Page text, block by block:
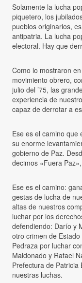
Solamente la lucha
piquetero, los
pueblos originarios,
antipatria. La lucha
electoral. Hay que
Como lo mostraron
movimiento obrero,
julio del ’75, las
experiencia de
capaz de derrotar a
Ese es el camino que
su enorme
gobierno de Paz.
decimos «Fuera
Ese es el camino:
gestas de lucha de
altas de nuestros
luchar por los
defendiendo: Darío y
otro crimen de
Pedraza por luchar
Maldonado y Rafael
Prefectura de Patricia
nuestras luchas.